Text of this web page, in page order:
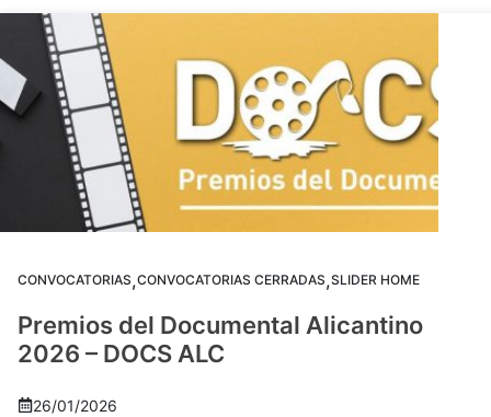
CONVOCATORIAS,CONVOCATORIAS CERRADAS,SLIDER HOME
Premios del Documental Alicantino
2026 – DOCS ALC
26/01/2026